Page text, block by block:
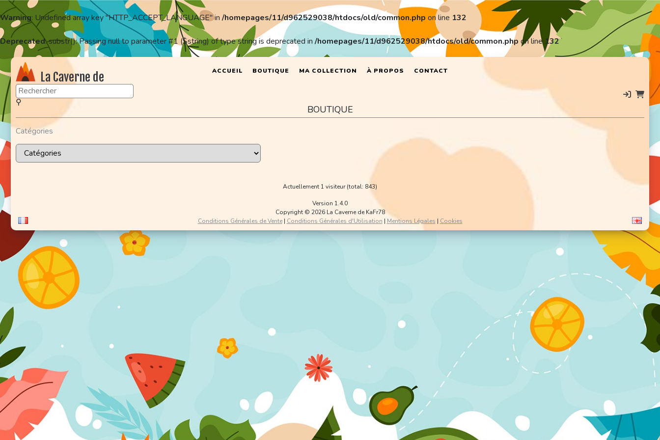
Warning: Undefined array key "HTTP_ACCEPT_LANGUAGE" in /homepages/11/d962529038/htdocs/old/common.php on line 132
Deprecated: substr(): Passing null to parameter #1 ($string) of type string is deprecated in /homepages/11/d962529038/htdocs/old/common.php on line 132
La Caverne de
KaFr78
⚲
ACCUEIL BOUTIQUE MA COLLECTION À PROPOS CONTACT
BOUTIQUE
Catégories
Actuellement 1 visiteur (total: 843)
Version 1.4.0
Copyright © 2026 La Caverne de KaFr78
Conditions Générales de Vente| Conditions Générales d'Utilisation | Mentions Légales | Cookies